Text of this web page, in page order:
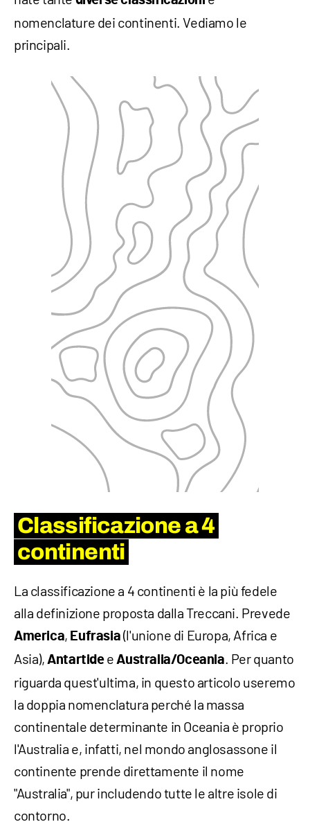
nomenclature dei continenti. Vediamo le
principali.
Classificazione a 4
continenti
La classificazione a 4 continenti è la più fedele
alla definizione proposta dalla Treccani. Prevede
America, Eufrasia (l'unione di Europa, Africa e
Asia), Antartidee Australia/Oceania. Per quanto
riguarda quest'ultima, in questo articolo useremo
la doppia nomenclatura perché la massa
continentale determinante in Oceania è proprio
l'Australia e, infatti, nel mondo anglosassone il
continente prende direttamente il nome
"Australia", pur includendo tutte le altre isole di
contorno.